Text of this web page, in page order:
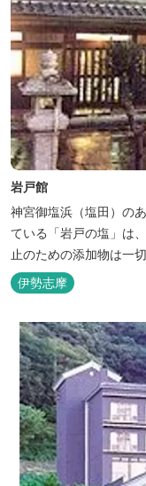
岩戸館
神宮御塩浜（塩田）の
ている「岩戸の塩」は
止のための添加物は一
伊勢志摩